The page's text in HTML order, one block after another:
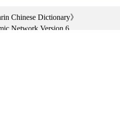
Chinese Dictionary》
Network Version 6